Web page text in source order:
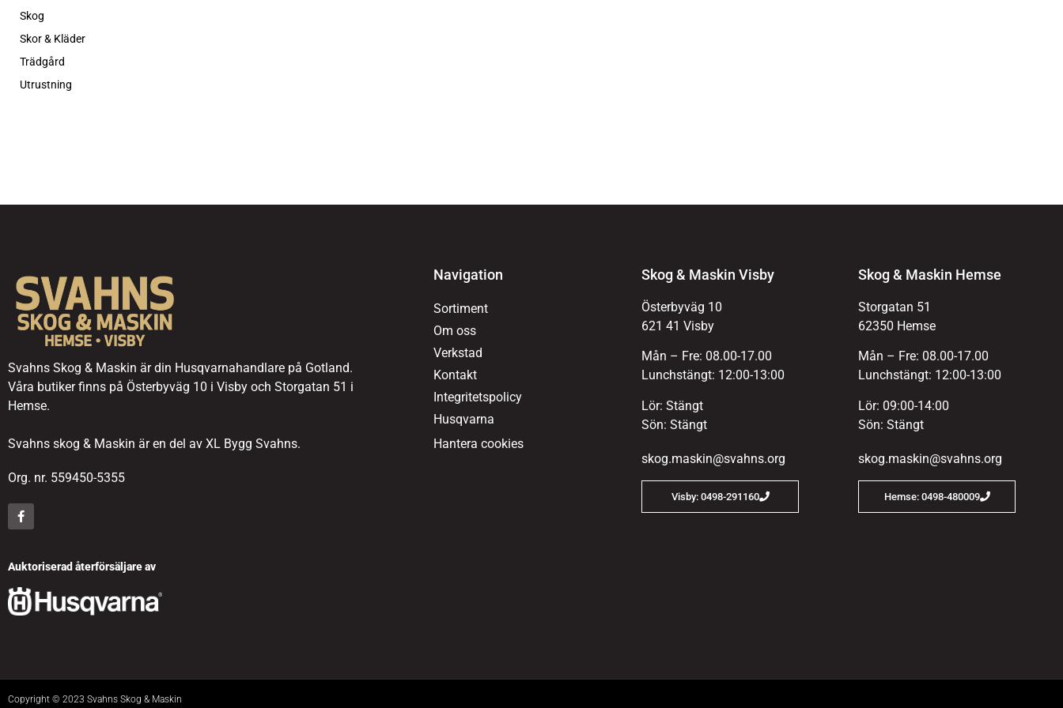
Skog
Skor & Kläder
Trädgård
Utrustning
Svahns Skog & Maskin är din Husqvarnahandlare på Gotland.
Våra butiker finns på Österbyväg 10 i Visby och Storgatan 51 i
Hemse.
Svahns skog & Maskin är en del av XL Bygg Svahns.
Org. nr. 559450-5355
Auktoriserad återförsäljare av
Navigation
Sortiment
Om oss
Verkstad
Kontakt
Integritetspolicy
Husqvarna
Hantera cookies
Skog & Maskin Visby
Österbyväg 10
621 41 Visby
Mån – Fre: 08.00-17.00
Lunchstängt: 12:00-13:00
Lör: Stängt
Sön: Stängt
skog.maskin@svahns.org
Visby: 0498-291160
Skog & Maskin Hemse
Storgatan 51
62350 Hemse
Mån – Fre: 08.00-17.00
Lunchstängt: 12:00-13:00
Lör: 09:00-14:00
Sön: Stängt
skog.maskin@svahns.org
Hemse: 0498-480009
Copyright © 2023 Svahns Skog & Maskin